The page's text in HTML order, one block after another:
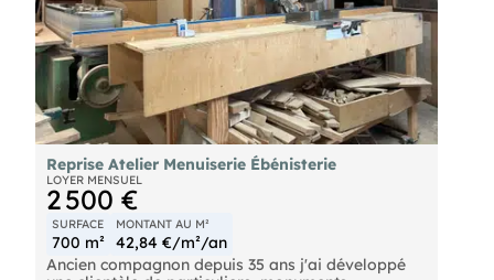
Reprise Atelier Menuiserie Ébénisterie
LOYER MENSUEL
2 500 €
SURFACE
700 m²
MONTANT AU M²
42,84 €/m²/an
Ancien compagnon depuis 35 ans j'ai développé